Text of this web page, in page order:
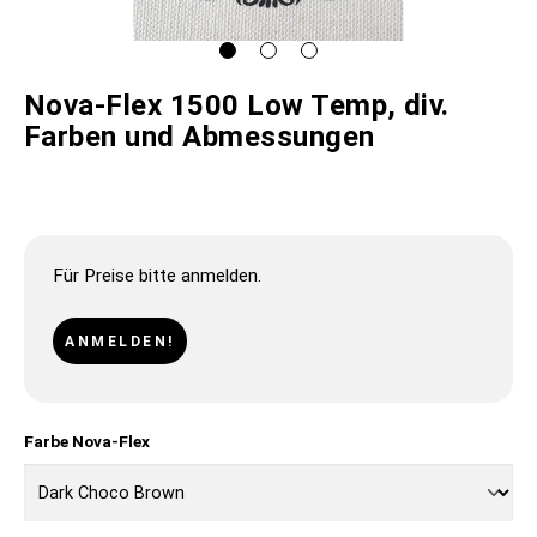
Nova-Flex 1500 Low Temp, div.
Farben und Abmessungen
Für Preise bitte anmelden.
ANMELDEN!
Farbe Nova-Flex